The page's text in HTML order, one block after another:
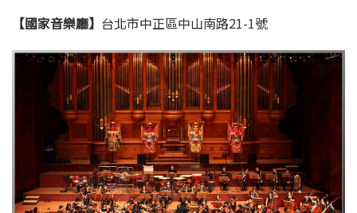
【國家音樂廳】 台北市中正區中山南路21-1號